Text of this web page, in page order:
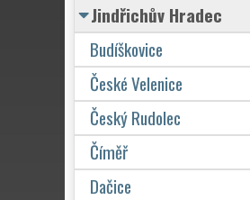
Jindřichův Hradec
Budíškovice
České Velenice
Český Rudolec
Číměř
Dačice